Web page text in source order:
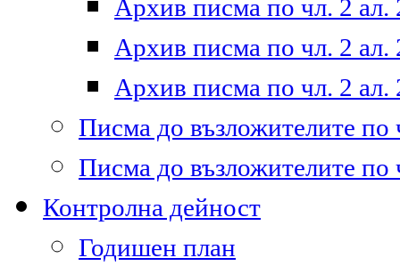
Архив писма по чл. 2 ал.
Архив писма по чл. 2 ал.
Архив писма по чл. 2 ал.
Писма до възложителите по
Писма до възложителите по
Контролна дейност
Годишен план